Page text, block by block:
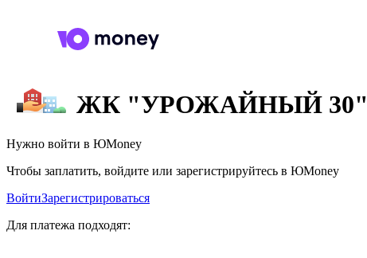
ЖК "УРОЖАЙНЫЙ 30"
Нужно войти в ЮMoney
Чтобы заплатить, войдите или зарегистрируйтесь в ЮMoney
ВойтиЗарегистрироваться
Для платежа подходят: